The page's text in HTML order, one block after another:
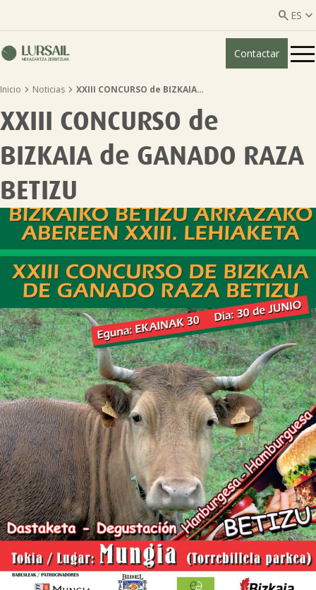
 ES 
ES
Quiénes somos
Servicios ganadería
Servicios agricultura
Entidades asociadas
Noticias
Tablón de anuncios
Lursail Market
Contactar
Inicio  Noticias  XXIII CONCURSO de BIZKAIA…
XXIII CONCURSO de
BIZKAIA de GANADO RAZA
BETIZU